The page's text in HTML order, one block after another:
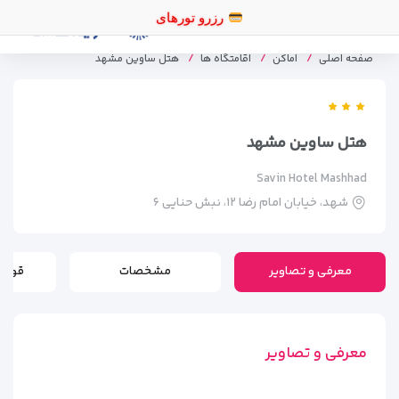
رزرو توره
صفحه اصلی اماکن اقامتگاه ها هتل ساوین مشهد
هتل ساوین مشهد
Savin Hotel Mashhad
شهد، خیابان امام رضا ۱۲، نبش حنایی ۶
معرفی و تصاویر مشخصات
معرفی و تصاویر